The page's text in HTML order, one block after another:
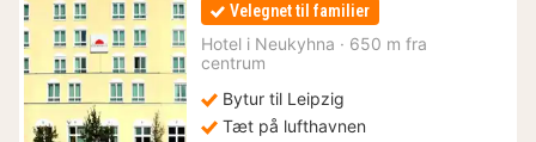
kr.
Velegnet til familier
Hotel i Neukyhna · 650 m fra
centrum
Bytur til Leipzig
Tæt på lufthavnen